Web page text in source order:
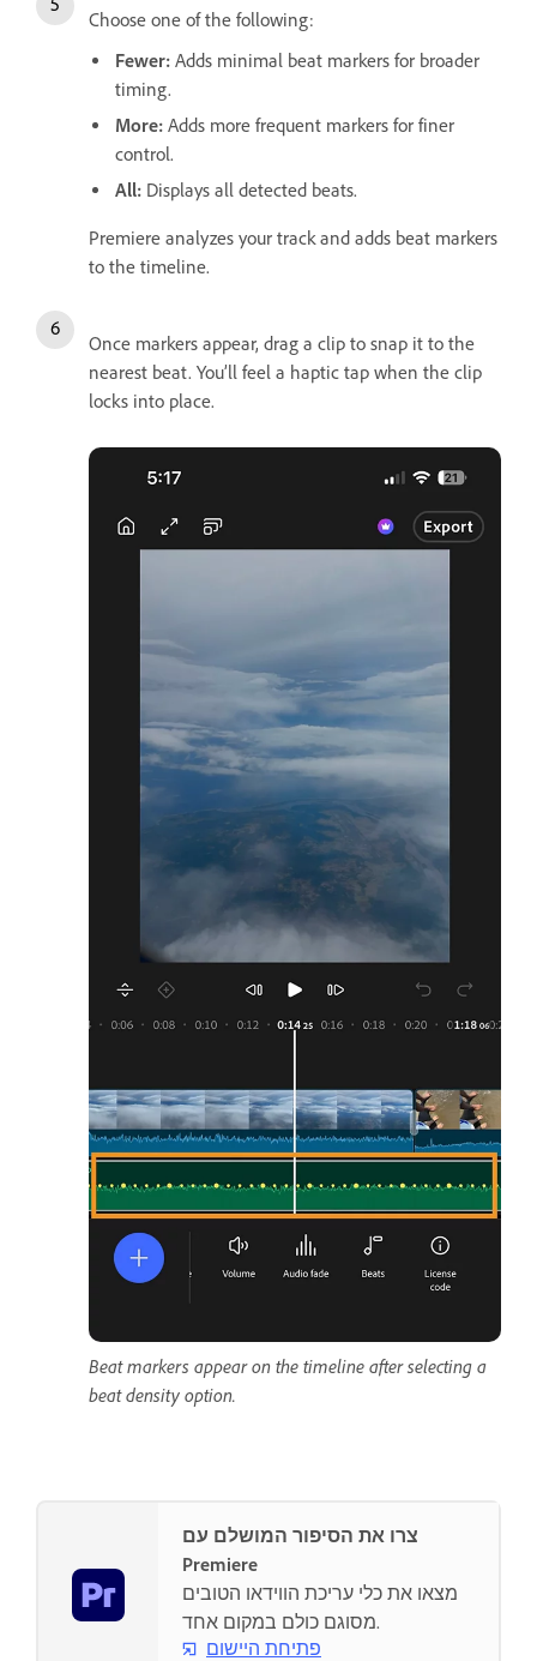
Choose one of the following:
Fewer: Adds minimal beat markers for broader
timing.
More: Adds more frequent markers for finer
control.
All: Displays all detected beats.
Premiere analyzes your track and adds beat markers
to the timeline.
Once markers appear, drag a clip to snap it to the
nearest beat. You’ll feel a haptic tap when the clip
locks into place.
Beat markers appear on the timeline after selecting a
beat density option.
צרו את הסיפור המושלם עם
Premiere
מצאו את כלי עריכת הווידאו הטובים
מסוגם כולם במקום אחד.
פתיחת היישום